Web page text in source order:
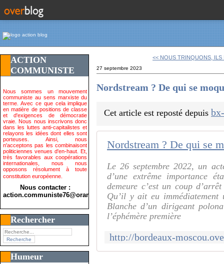
ACTION
COMMUNISTE
Nous sommes un mouvement
communiste au sens marxiste du
terme. Avec ce que cela implique
en matière de positions de classe
et d'exigences de démocratie
vraie. Nous nous inscrivons donc
dans les luttes anti-capitalistes et
relayons les idées dont elles sont
porteuses. Ainsi, nous
n'acceptons pas les combinaisont
politiciennes venues d'en-haut. Et,
très favorables aux coopérations
internationales, nous nous
opposons résolument à toute
constitution européenne.
Nous contacter :
action.communiste76@orange.fr>
Rechercher
Humeur
<< NOUS TRINQUONS, ILS
27 septembre 2023
Nordstream ? De qui se
Cet article est reposté depuis
Nordstream ? De qui se
Le 26 septembre 2022, un
d’une extrême importance
demeure c’est un coup
Qu’il y ait eu immédiatement
Blanche d’un dirigeant
l’éphémère première